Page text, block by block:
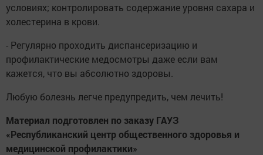
условиях; контролировать содержание уровня сахара и
холестерина в крови.
- Регулярно проходить диспансеризацию и
профилактические медосмотры даже если вам
кажется, что вы абсолютно здоровы.
Любую болезнь легче предупредить, чем лечить!
Материал подготовлен по заказу ГАУЗ
«Республиканский центр общественного здоровья и
медицинской профилактики»